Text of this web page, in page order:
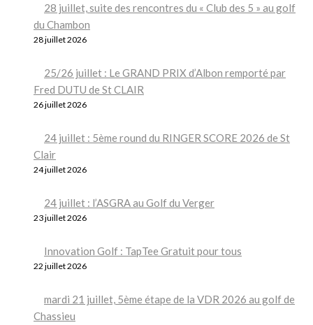
28 juillet, suite des rencontres du « Club des 5 » au golf
du Chambon
28 juillet 2026
25/26 juillet : Le GRAND PRIX d’Albon remporté par
Fred DUTU de St CLAIR
26 juillet 2026
24 juillet : 5ème round du RINGER SCORE 2026 de St
Clair
24 juillet 2026
24 juillet : l’ASGRA au Golf du Verger
23 juillet 2026
Innovation Golf : TapTee Gratuit pour tous
22 juillet 2026
mardi 21 juillet, 5ème étape de la VDR 2026 au golf de
Chassieu